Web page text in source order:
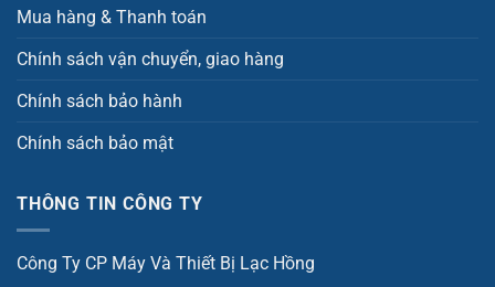
Mua hàng & Thanh toán
Chính sách vận chuyển, giao hàng
Chính sách bảo hành
Chính sách bảo mật
THÔNG TIN CÔNG TY
Công Ty CP Máy Và Thiết Bị Lạc Hồng